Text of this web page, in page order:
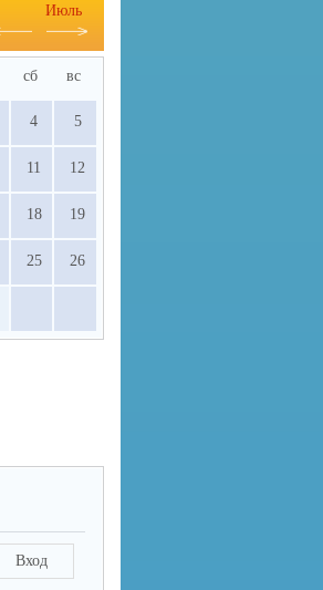
Июль
сб вс
4 5
11 12
18 19
25 26
Вход